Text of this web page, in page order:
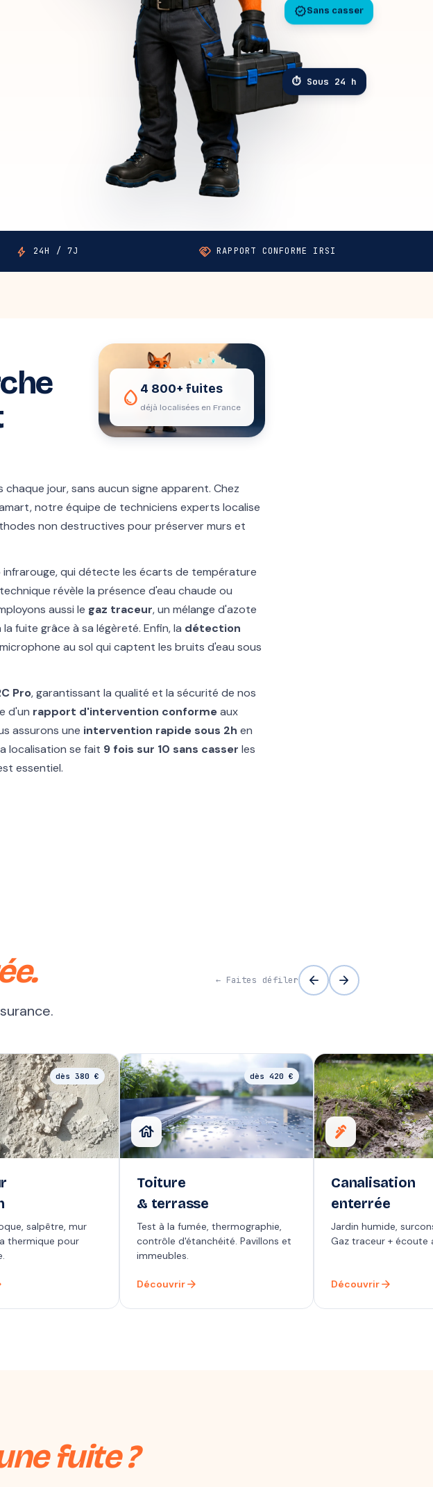
⏱ Sous 24 h
verifiedSans casser
bolt 24H / 7J handshakeRAPPORT CONFORME IRSI
water_drop 4 800+ fuites
déjà localisées en France
jour, sans aucun signe apparent. Chez
notre équipe de techniciens experts localise
non destructives pour préserver murs et
infrarouge, qui détecte les écarts de température
révèle la présence d'eau chaude ou
aussi le gaz traceur, un mélange d'azote
fuite grâce à sa légèreté. Enfin, la détection
au sol qui captent les bruits d'eau sous
Pro, garantissant la qualité et la sécurité de nos
d'un rapport d'intervention conformeaux
assurons une intervention rapide sous 2h en
localisation se fait 9 fois sur 10 sans casser les
essentiel.
← Faites défiler arrow_back arrow_forward
dès 380 €
salpêtre, mur
thermique pour
house
dès 420 €
Toiture
& terrasse
Test à la fumée, thermographie,
contrôle d'étanchéité. Pavillons et
immeubles.
Découvrirarrow_forward
plumbing
Canalisation
enterrée
Jardin humide,
Gaz traceur + écoute
Découvrirarrow_forward
fuite ?